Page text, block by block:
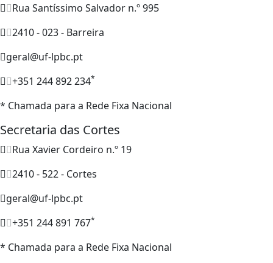
Rua Santíssimo Salvador n.º 995
2410 - 023 - Barreira
geral@uf-lpbc.pt
+351 244 892 234*
* Chamada para a Rede Fixa Nacional
Secretaria das Cortes
Rua Xavier Cordeiro n.º 19
2410 - 522 - Cortes
geral@uf-lpbc.pt
+351 244 891 767*
* Chamada para a Rede Fixa Nacional